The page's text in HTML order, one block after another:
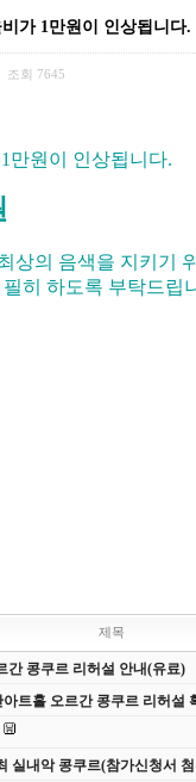
가 1만원이 인상됩니다.
조회 7645
만원이 인상됩니다.
상의 음색을 지키기
히 하도록 부탁드립
제목
간 콩쿠르 리허설 안내(유료)
트홀 오르간 콩쿠르 리허설
실내악 콩쿠르(참가신청서